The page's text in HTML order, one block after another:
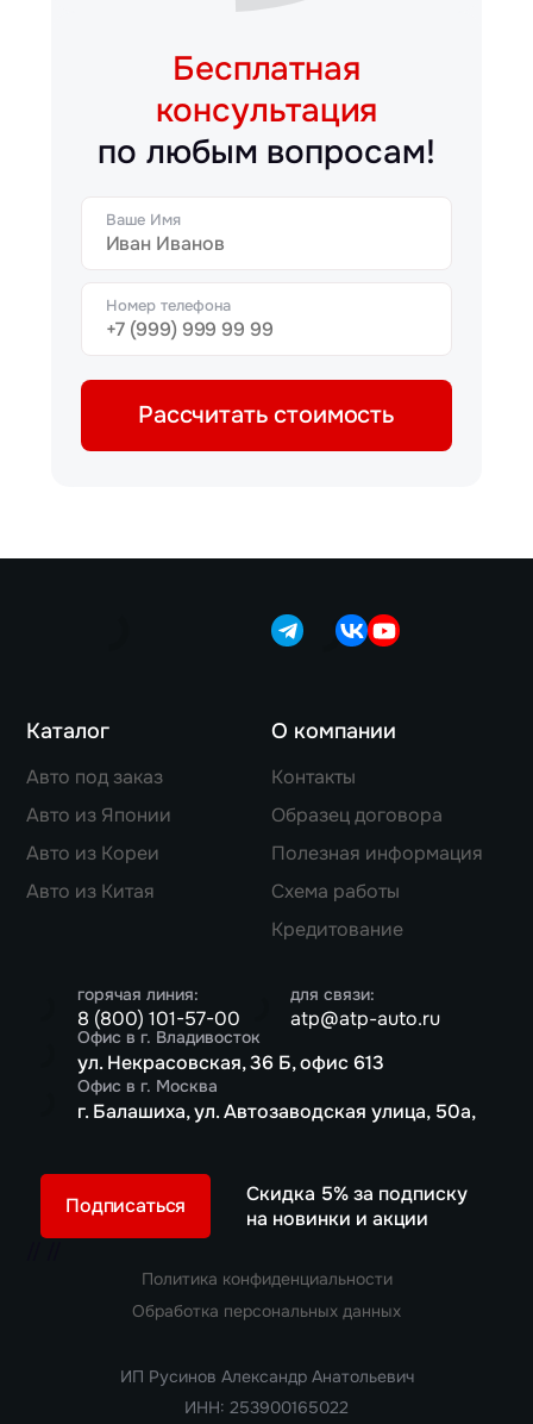
Бесплатная
консультация
по любым вопросам!
Ваше Имя
Номер телефона
Рассчитать стоимость
Каталог
Авто под заказ
Авто из Японии
Авто из Кореи
Авто из Китая
О компании
Контакты
Образец договора
Полезная информация
Схема работы
Кредитование
горячая линия:
8 (800) 101-57-00
для связи:
atp@atp-auto.ru
Офис в г. Владивосток
ул. Некрасовская, 36 Б, офис 613
Офис в г. Москва
г. Балашиха, ул. Автозаводская улица, 50а,
Скидка 5% за подписку
на новинки и акции
Подписаться
Политика конфиденциальности
Обработка персональных данных
ИП Русинов Александр Анатольевич
ИНН: 253900165022